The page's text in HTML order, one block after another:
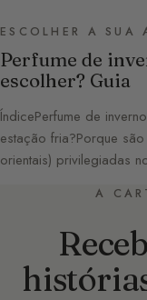
ESCOLHER A SUA
Perfume de
escolher? Guia
ÍndicePerfume de
estação fria?Porque
orientais) privilegiadas
A